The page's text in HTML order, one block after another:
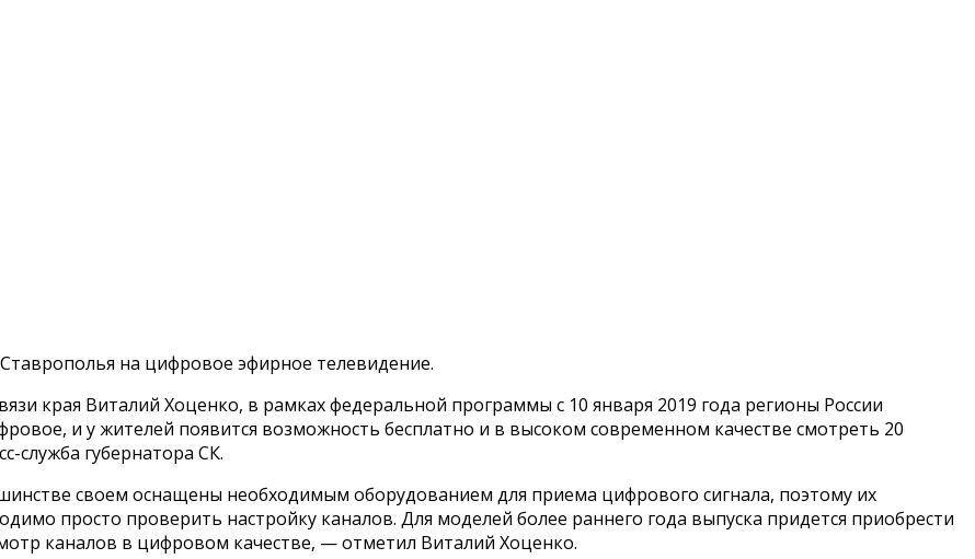
на цифровое эфирное телевидение.
края Виталий Хоценко, в рамках федеральной программы с 10 января 2019 года регионы России
и у жителей появится возможность бесплатно и в высоком современном качестве смотреть 20
служба губернатора СК.
своем оснащены необходимым оборудованием для приема цифрового сигнала, поэтому их
просто проверить настройку каналов. Для моделей более раннего года выпуска придется приобрести
каналов в цифровом качестве, — отметил Виталий Хоценко.